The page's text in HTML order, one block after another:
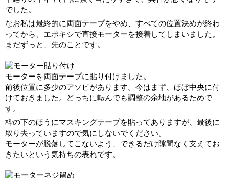
でした。
なお私は最終的に両面テープをやめ、すべての位置決めが終わ
ってから、エポキシで直接モーターを接着してしまいました。
まだずっと、先のことです。
モーターを両面テープに貼り付けました。
前後位置に多少のアソビがあります。今はまず、ほぼ中央に付
けておきました。どっちに転んでも調整の余地があるためで
す。
枠の下のほうにマスキングテープを貼ってありますが、最後に
取り去っていますので気にしないでください。
モーターが脱落してこないよう、できるだけ隙間なく支えてお
きたいという気持ちの表れです。